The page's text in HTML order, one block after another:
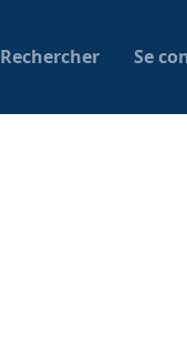
Rechercher Se